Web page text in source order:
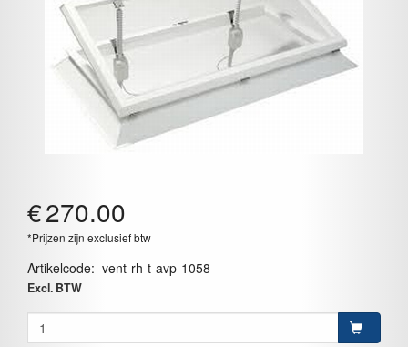
€270.00
*Prijzen zijn exclusief btw
Artikelcode: vent-rh-t-avp-1058
Excl. BTW